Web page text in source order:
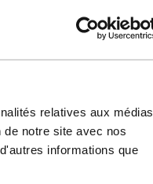
relatives aux médias
notre site avec nos
informations que